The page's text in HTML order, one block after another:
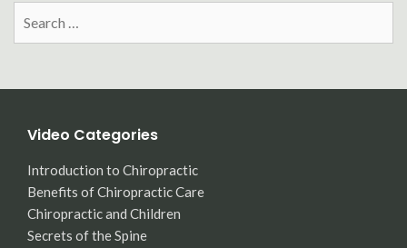
Video Categories
Introduction to Chiropractic
Benefits of Chiropractic Care
Chiropractic and Children
Secrets of the Spine